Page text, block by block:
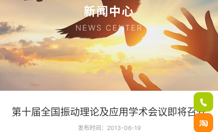
新闻中心
NEWS CENTER
第十届全国振动理论及应用学术会议即将召开
发布时间：2013-06-19